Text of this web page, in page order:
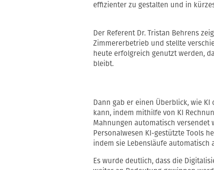
effizienter zu gestalten und in
Der Referent Dr. Tristan Behrens
Zimmererbetrieb und stellte
heute erfolgreich genutzt werden,
bleibt.
Dann gab er einen Überblick, wie
kann, indem mithilfe von KI
Mahnungen automatisch versendet
Personalwesen KI-gestützte Tools
indem sie Lebensläufe automatisch
Es wurde deutlich, dass die